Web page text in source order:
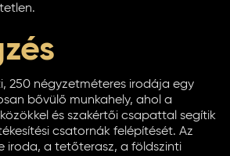
250 négyzetméteres irodája egy
bővülő munkahely, ahol a
és szakértői csapattal segítik
csatornák felépítését. Az
iroda, a tetőterasz, a földszinti